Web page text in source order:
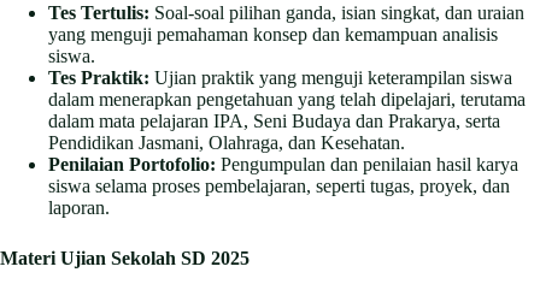
Tes Tertulis: Soal-soal pilihan ganda, isian singkat, dan uraian
yang menguji pemahaman konsep dan kemampuan analisis
siswa.
Tes Praktik: Ujian praktik yang menguji keterampilan siswa
dalam menerapkan pengetahuan yang telah dipelajari, terutama
dalam mata pelajaran IPA, Seni Budaya dan Prakarya, serta
Pendidikan Jasmani, Olahraga, dan Kesehatan.
Penilaian Portofolio: Pengumpulan dan penilaian hasil karya
siswa selama proses pembelajaran, seperti tugas, proyek, dan
laporan.
Materi Ujian Sekolah SD 2025